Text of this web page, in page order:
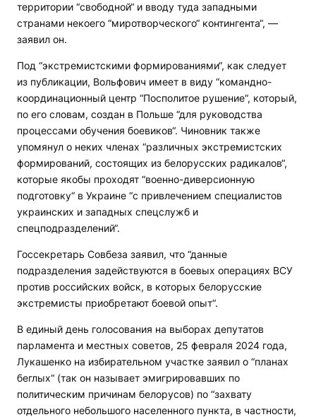
территории “свободной“ и вводу туда западными
странами некоего “миротворческого“ контингента“, —
заявил он.
Под “экстремистскими формированиями“, как следует
из публикации, Вольфович имеет в виду “командно-
координационный центр “Посполитое рушение“, который,
по его словам, создан в Польше “для руководства
процессами обучения боевиков“. Чиновник также
упомянул о неких членах “различных экстремистских
формирований, состоящих из белорусских радикалов“,
которые якобы проходят “военно-диверсионную
подготовку“ в Украине “с привлечением специалистов
украинских и западных спецслужб и
спецподразделений“.
Госсекретарь Совбеза заявил, что “данные
подразделения задействуются в боевых операциях ВСУ
против российских войск, в которых белорусские
экстремисты приобретают боевой опыт“.
В единый день голосования на выборах депутатов
парламента и местных советов, 25 февраля 2024 года,
Лукашенко на избирательном участке заявил о “планах
беглых“ (так он называет эмигрировавших по
политическим причинам белорусов) по “захвату
отдельного небольшого населенного пункта, в частности,